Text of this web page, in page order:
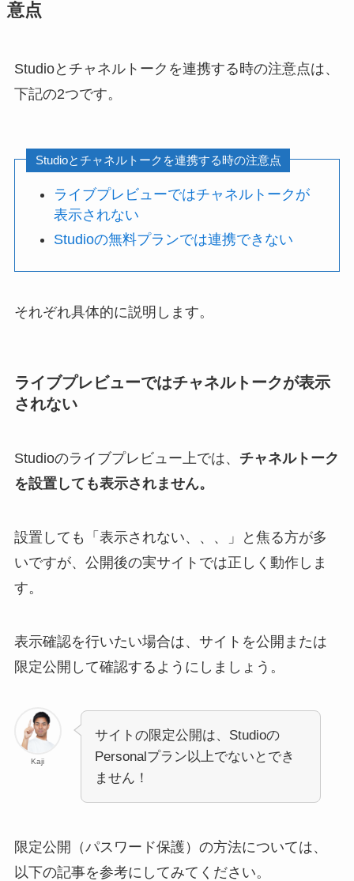
意点
Studioとチャネルトークを連携する時の注意点は、
下記の2つです。
Studioとチャネルトークを連携する時の注意点
ライブプレビューではチャネルトークが
表示されない
Studioの無料プランでは連携できない
それぞれ具体的に説明します。
ライブプレビューではチャネルトークが表示
されない
Studioのライブプレビュー上では、 チャネルトーク
を設置しても表示されません。
設置しても「表示されない、、、」と焦る方が多
いですが、公開後の実サイトでは正しく動作しま
す。
表示確認を行いたい場合は、サイトを公開または
限定公開して確認するようにしましょう。
Kaji
サイトの限定公開は、Studioの
Personalプラン以上でないとでき
ません！
限定公開（パスワード保護）の方法については、
以下の記事を参考にしてみてください。